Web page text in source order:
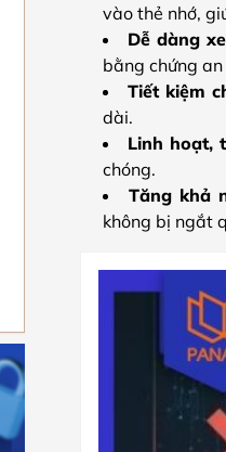
vào thẻ nhớ,
Dễ dàng
bằng chứng an
Tiết kiệm
dài.
Linh hoạt,
chóng.
Tăng khả
không bị ngắt